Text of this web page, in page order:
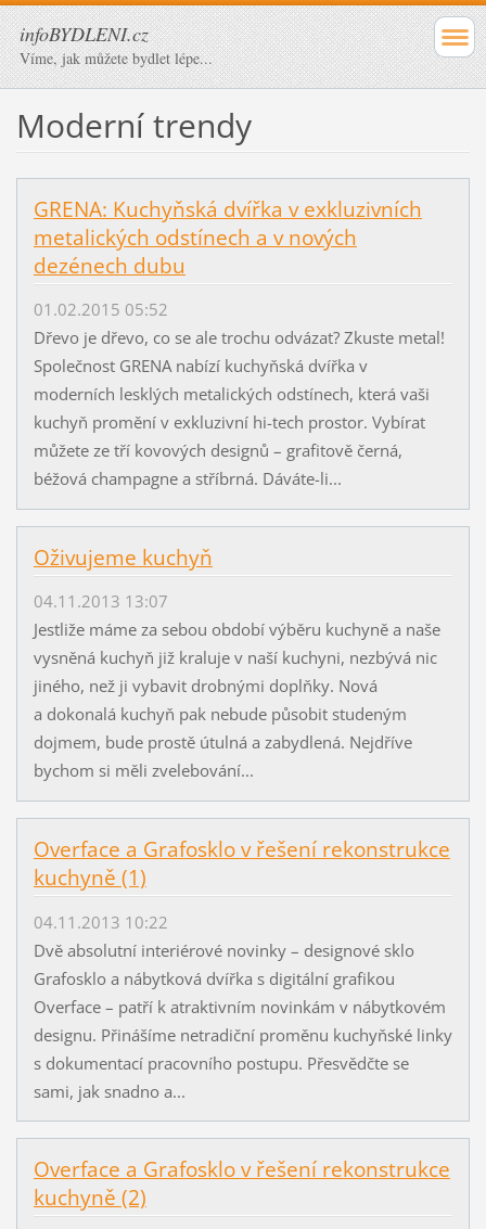
infoBYDLENI.cz
Víme, jak můžete bydlet lépe...
Moderní trendy
GRENA: Kuchyňská dvířka v exkluzivních
metalických odstínech a v nových
dezénech dubu
01.02.2015 05:52
Dřevo je dřevo, co se ale trochu odvázat? Zkuste metal!
Společnost GRENA nabízí kuchyňská dvířka v
moderních lesklých metalických odstínech, která vaši
kuchyň promění v exkluzivní hi-tech prostor. Vybírat
můžete ze tří kovových designů – grafitově černá,
béžová champagne a stříbrná. Dáváte-li...
Oživujeme kuchyň
04.11.2013 13:07
Jestliže máme za sebou období výběru kuchyně a naše
vysněná kuchyň již kraluje v naší kuchyni, nezbývá nic
jiného, než ji vybavit drobnými doplňky. Nová
a dokonalá kuchyň pak nebude působit studeným
dojmem, bude prostě útulná a zabydlená. Nejdříve
bychom si měli zvelebování...
Overface a Grafosklo v řešení rekonstrukce
kuchyně (1)
04.11.2013 10:22
Dvě absolutní interiérové novinky – designové sklo
Grafosklo a nábytková dvířka s digitální grafikou
Overface – patří k atraktivním novinkám v nábytkovém
designu. Přinášíme netradiční proměnu kuchyňské linky
s dokumentací pracovního postupu. Přesvědčte se
sami, jak snadno a...
Overface a Grafosklo v řešení rekonstrukce
kuchyně (2)